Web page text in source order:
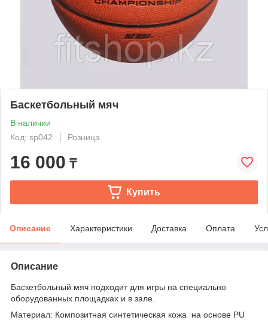
Баскетбольный мяч
В наличии
Код: sp042
Розница
16 000 ₸
Купить
Описание Характеристики Доставка Оплата
Описание
Баскетбольный мяч подходит для игры на специально
оборудованных площадках и в зале.
Материал: Композитная синтетическая кожа на основе PU